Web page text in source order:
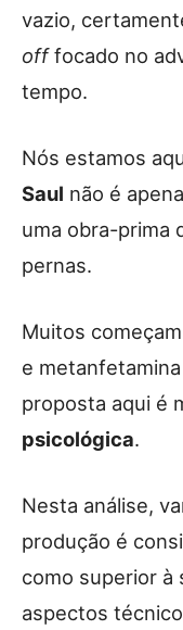
vazio,
offfocado no
tempo.
Nós estamos
Saul não é
uma obra-prima
pernas.
Muitos
e
proposta aqui é
psicológica.
Nesta análise,
produção é
como superior à
aspectos